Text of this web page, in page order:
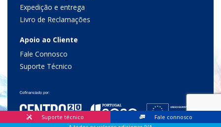
Expedição e entrega
Livro de Reclamações
Apoio ao Cliente
Fale Connosco
Suporte Técnico
Suporte técnico
Fale connosco